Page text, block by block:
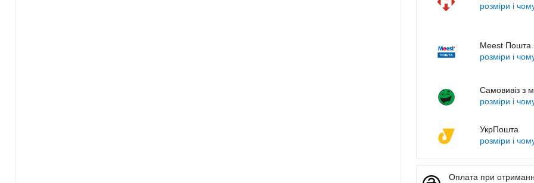
розміри і
Meest Пошта
розміри і
Самовивіз з
розміри і
УкрПошта
розміри і
Оплата при